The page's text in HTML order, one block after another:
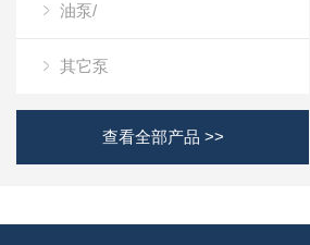
油泵/
其它泵
查看全部产品 >>